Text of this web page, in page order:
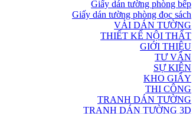
Giấy dán tường phòng bếp
Giấy dán tường phòng đọc sách
VẢI DÁN TƯỜNG
THIẾT KẾ NỘI THẤT
GIỚI THIỆU
TƯ VẤN
SỰ KIỆN
KHO GIẤY
THI CÔNG
TRANH DÁN TƯỜNG
TRANH DÁN TƯỜNG 3D